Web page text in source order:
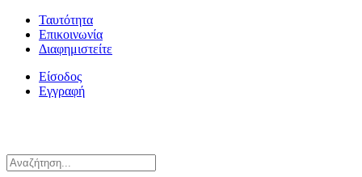
Ταυτότητα
Επικοινωνία
Διαφημιστείτε
Είσοδος
Εγγραφή